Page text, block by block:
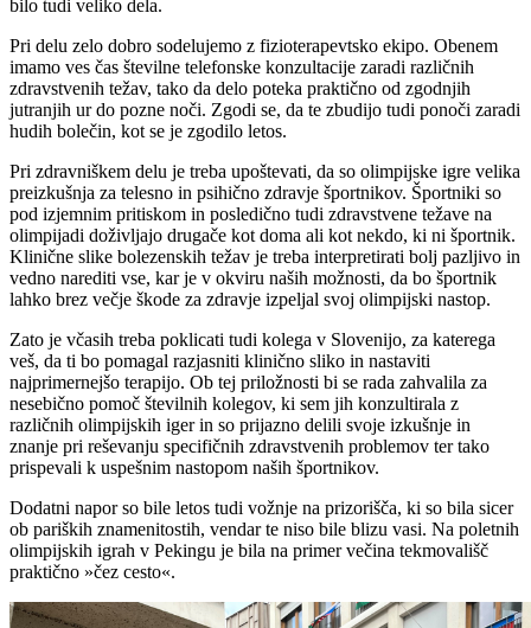
bilo tudi veliko dela.
Pri delu zelo dobro sodelujemo z fizioterapevtsko ekipo. Obenem
imamo ves čas številne telefonske konzultacije zaradi različnih
zdravstvenih težav, tako da delo poteka praktično od zgodnjih
jutranjih ur do pozne noči. Zgodi se, da te zbudijo tudi ponoči zaradi
hudih bolečin, kot se je zgodilo letos.
Pri zdravniškem delu je treba upoštevati, da so olimpijske igre velika
preizkušnja za telesno in psihično zdravje športnikov. Športniki so
pod izjemnim pritiskom in posledično tudi zdravstvene težave na
olimpijadi doživljajo drugače kot doma ali kot nekdo, ki ni športnik.
Klinične slike bolezenskih težav je treba interpretirati bolj pazljivo in
vedno narediti vse, kar je v okviru naših možnosti, da bo športnik
lahko brez večje škode za zdravje izpeljal svoj olimpijski nastop.
Zato je včasih treba poklicati tudi kolega v Slovenijo, za katerega
veš, da ti bo pomagal razjasniti klinično sliko in nastaviti
najprimernejšo terapijo. Ob tej priložnosti bi se rada zahvalila za
nesebično pomoč številnih kolegov, ki sem jih konzultirala z
različnih olimpijskih iger in so prijazno delili svoje izkušnje in
znanje pri reševanju specifičnih zdravstvenih problemov ter tako
prispevali k uspešnim nastopom naših športnikov.
Dodatni napor so bile letos tudi vožnje na prizorišča, ki so bila sicer
ob pariških znamenitostih, vendar te niso bile blizu vasi. Na poletnih
olimpijskih igrah v Pekingu je bila na primer večina tekmovališč
praktično »čez cesto«.